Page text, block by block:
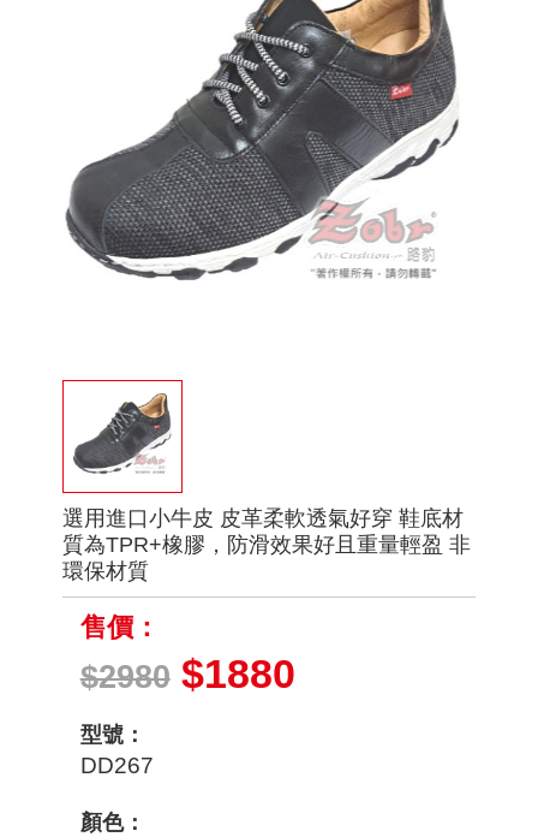
選用進口小牛皮 皮革柔軟透氣好穿 鞋底材
質為TPR+橡膠，防滑效果好且重量輕盈 非
環保材質
售價：
$2980$1880
型號：
DD267
顏色：